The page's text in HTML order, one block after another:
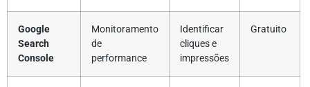
Google
Search
Console
Monitoramento
de
performance
Identificar
cliques e
impressões
Gratuito